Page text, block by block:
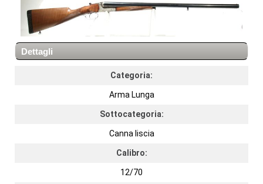
Dettagli
Categoria:
Arma Lunga
Sottocategoria:
Canna liscia
Calibro:
12/70